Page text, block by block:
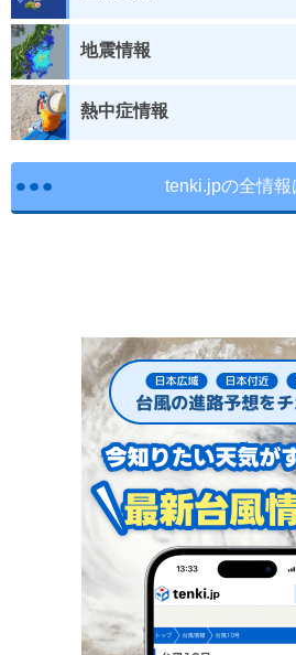
地震情報
熱中症情報
tenki.jpの全情報